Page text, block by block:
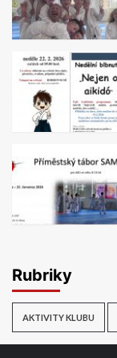
Rubriky
AKTIVITY KLUBU